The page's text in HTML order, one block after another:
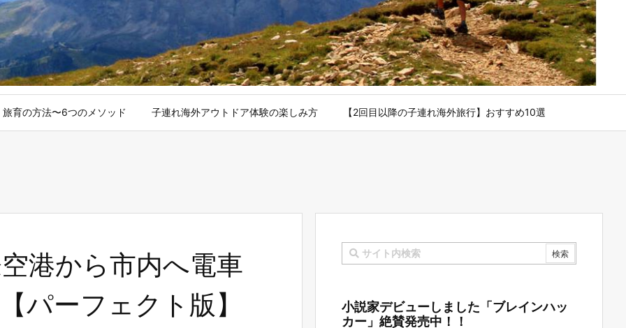
旅育の方法〜6つのメソッド 子連れ海外アウトドア体験の楽しみ方 【2回目以降の子連れ海外旅行】おすすめ10選
港から市内へ電車
パーフェクト版】
小説家デビューしました「ブレインハッ
カー」絶賛発売中！！